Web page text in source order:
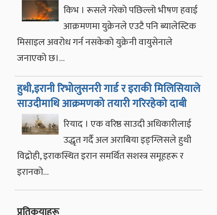
किभ । रूसले गरेको पछिल्लो भीषण हवाई
आक्रमणमा युक्रेनले एउटै पनि ब्यालेस्टिक
मिसाइल अवरोध गर्न नसकेको युक्रेनी वायुसेनाले
जनाएको छ।…
हुथी,इरानी रिभोलुसनरी गार्ड र इराकी मिलिसियाले
साउदीमाथि आक्रमणको तयारी गरिरहेको दाबी
रियाद । एक वरिष्ठ साउदी अधिकारीलाई
उद्धृत गर्दै अल अराबिया इङ्ग्लिसले हुथी
विद्रोही, इराकस्थित इरान समर्थित सशस्त्र समूहहरू र
इरानको…